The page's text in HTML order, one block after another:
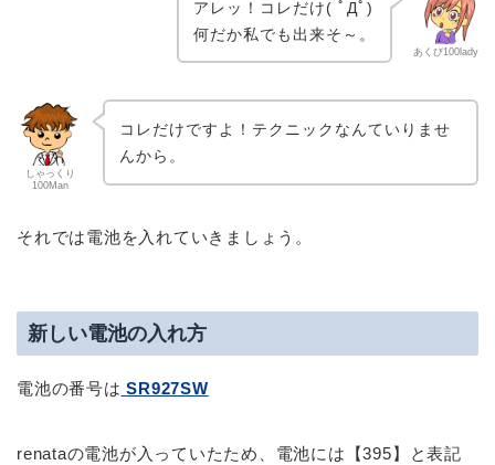
あくび100lady
アレッ！コレだけ( ﾟДﾟ)
何だか私でも出来そ～。
しゃっくり
100Man
コレだけですよ！テクニックなんていりませ
んから。
それでは電池を入れていきましょう。
新しい電池の入れ方
電池の番号は SR927SW
renataの電池が入っていたため、電池には【395】と表記